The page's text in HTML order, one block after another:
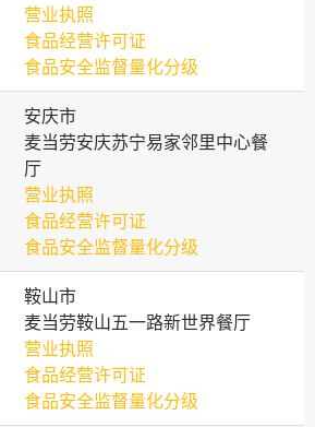
营业执照
食品经营许可证
食品安全监督量化分级
安庆市
麦当劳安庆苏宁易家邻里中心餐
厅
营业执照
食品经营许可证
食品安全监督量化分级
鞍山市
麦当劳鞍山五一路新世界餐厅
营业执照
食品经营许可证
食品安全监督量化分级